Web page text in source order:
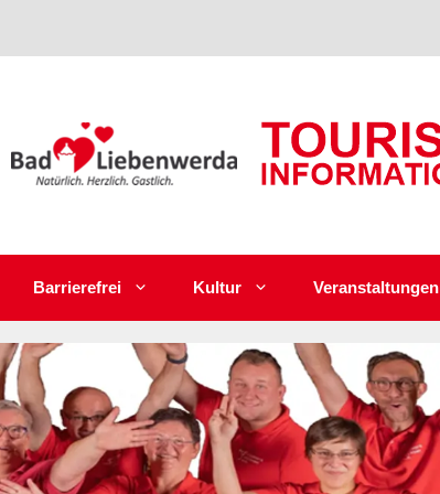
Barrierefrei Kultur Veranstaltungen